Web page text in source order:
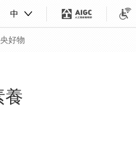
中
好物
養